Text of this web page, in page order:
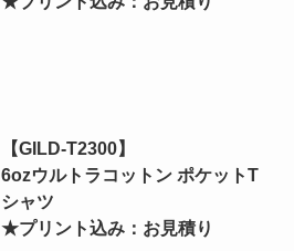
【GILD-T2300】
6ozウルトラコットン ポケットT
シャツ
★プリント込み：お見積り